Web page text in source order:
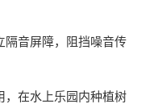
隔音屏障，阻挡噪音传
，在水上乐园内种植树